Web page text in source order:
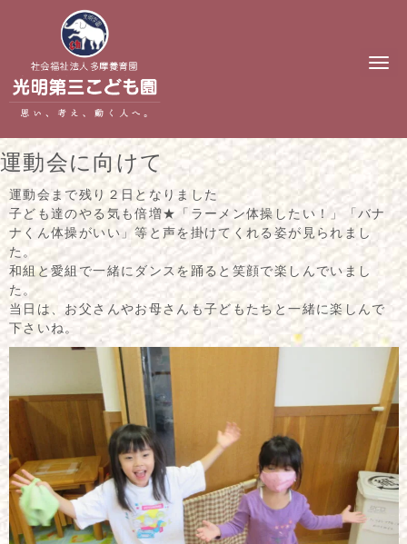
N
t
運動会に向けて
運動会まで残り２日となりました
子ども達のやる気も倍増★「ラーメン体操したい！」「バナ
ナくん体操がいい」等と声を掛けてくれる姿が見られまし
た。
和組と愛組で一緒にダンスを踊ると笑顔で楽しんでいまし
た。
当日は、お父さんやお母さんも子どもたちと一緒に楽しんで
下さいね。